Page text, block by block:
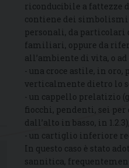
riconducibile a fattezze
contiene dei
personali, da
familiari, oppure da
all’ambiente di vita, o
- una croce astile, in oro,
verticalmente dietro lo
- un cappello prelatizio
fiocchi, pendenti, sei
dall’alto in basso, in
- un cartiglio inferiore
In questo caso è stato
sannitica,